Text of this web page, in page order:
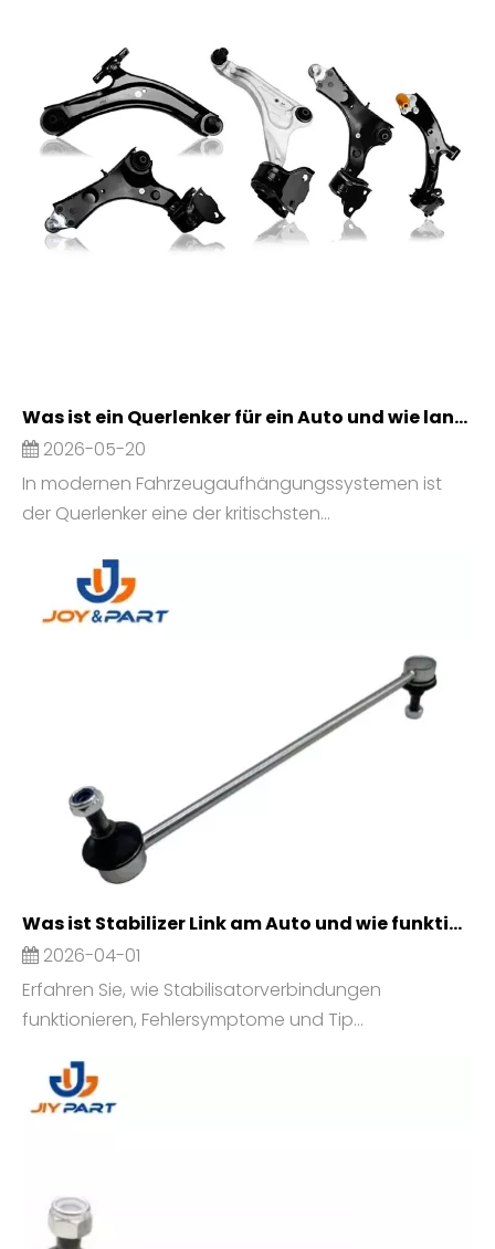
Was ist ein Querlenker für ein Auto und wie lange hält er?
2026-05-20
In modernen Fahrzeugaufhängungssystemen ist
der Querlenker eine der kritischsten...
Was ist Stabilizer Link am Auto und wie funktioniert es?
2026-04-01
Erfahren Sie, wie Stabilisatorverbindungen
funktionieren, Fehlersymptome und Tip...